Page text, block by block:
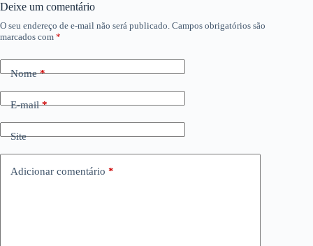
Deixe um comentário
O seu endereço de e-mail não será publicado. Campos obrigatórios são
marcados com *
Nome*
E-mail*
Site
Adicionar comentário *